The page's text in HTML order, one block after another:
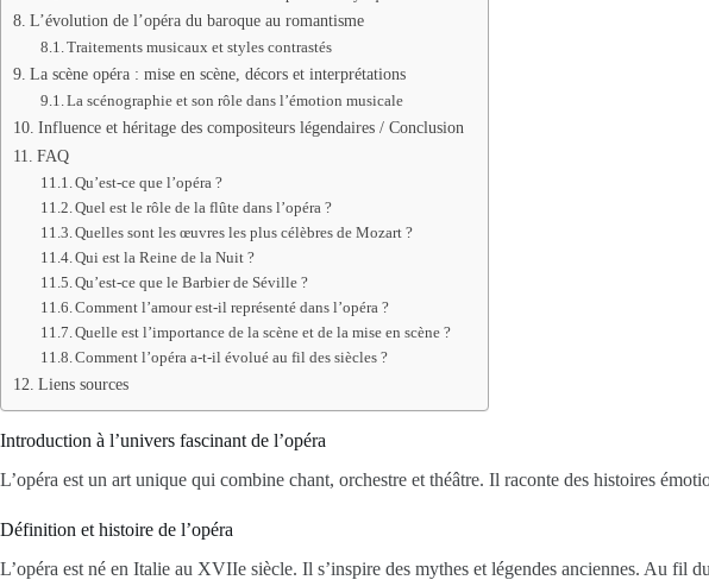
L’évolution de l’opéra du baroque au romantisme
Traitements musicaux et styles contrastés
La scène opéra : mise en scène, décors et interprétations
La scénographie et son rôle dans l’émotion musicale
Influence et héritage des compositeurs légendaires / Conclusion
FAQ
Qu’est-ce que l’opéra ?
Quel est le rôle de la flûte dans l’opéra ?
Quelles sont les œuvres les plus célèbres de Mozart ?
Qui est la Reine de la Nuit ?
Qu’est-ce que le Barbier de Séville ?
Comment l’amour est-il représenté dans l’opéra ?
Quelle est l’importance de la scène et de la mise en scène ?
Comment l’opéra a-t-il évolué au fil des siècles ?
Liens sources
Introduction à l’univers fascinant de l’opéra
L’opéra est un art unique qui combine chant, orchestre et théâtre. Il raconte des histoires
Définition et histoire de l’opéra
L’opéra est né en Italie au XVIIe siècle. Il s’inspire des mythes et légendes anciennes. Au fil